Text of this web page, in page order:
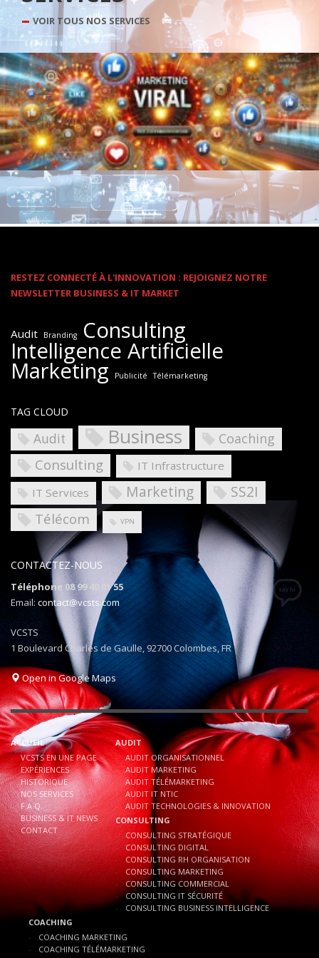
VOIR TOUS NOS SERVICES
RESTEZ CONNECTÉ À L'INNOVATION : REJOIGNEZ NOTRE
NEWSLETTER BUSINESS & IT MARKET
Audit Branding Consulting
Intelligence Artificielle
Marketing Publicité Télémarketing
TAG CLOUD
Audit Business Coaching
Consulting
IT Infrastructure
IT Services
Marketing SS2I
Télécom VPN
CONTACTEZ-NOUS
Téléphone 08 99 49 01 55
Email: contact@vcsts.com
VCSTS
1 Boulevard Charles de Gaulle, 92700 Colombes, FR
Open in Google Maps
ACCUEIL
VCSTS EN UNE PAGE
EXPÉRIENCES
HISTORIQUE
NOS SERVICES
F.A.Q.
BUSINESS & IT NEWS
CONTACT
AUDIT
AUDIT ORGANISATIONNEL
AUDIT MARKETING
AUDIT TÉLÉMARKETING
AUDIT IT NTIC
AUDIT TECHNOLOGIES & INNOVATION
CONSULTING
CONSULTING STRATÉGIQUE
CONSULTING DIGITAL
CONSULTING RH ORGANISATION
CONSULTING MARKETING
CONSULTING COMMERCIAL
CONSULTING IT SÉCURITÉ
CONSULTING BUSINESS INTELLIGENCE
COACHING
COACHING MARKETING
COACHING TÉLÉMARKETING